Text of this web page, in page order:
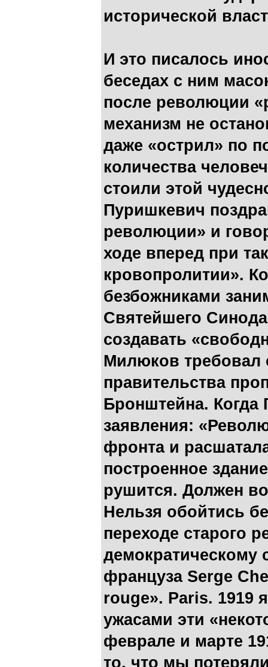
исторической
И это писалось
беседах с ним
после революции
механизм не
даже «острил» по
количества
стоили этой
Пуришкевич
революции» и
ходе вперед при
кровопролитии».
безбожниками
Святейшего
создавать
Милюков требовал
правительства
Бронштейна. Когда
заявления:
фронта и
построенное
рушится. Должен
Нельзя обойтись
переходе старого
демократическому
француза Serge
rouge». Paris. 1919
ужасами эти
феврале и марте
то, что мы